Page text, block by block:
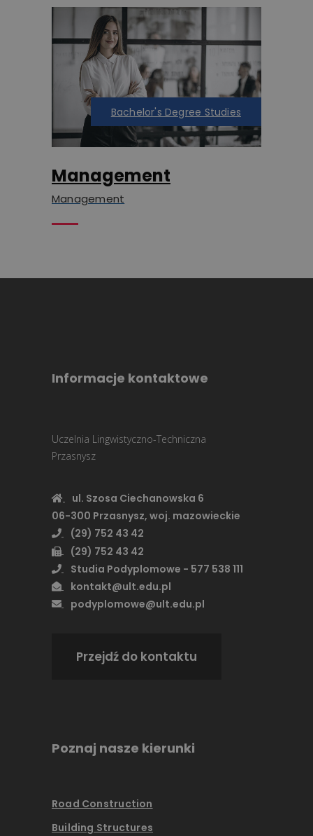
Bachelor's Degree Studies
Management
Management
Informacje kontaktowe
Uczelnia Lingwistyczno-Techniczna
Przasnysz
ul. Szosa Ciechanowska 6
06-300 Przasnysz, woj. mazowieckie
(29) 752 43 42
(29) 752 43 42
Studia Podyplomowe - 577 538 111
kontakt@ult.edu.pl
podyplomowe@ult.edu.pl
Przejdź do kontaktu
Poznaj nasze kierunki
Road Construction
Building Structures